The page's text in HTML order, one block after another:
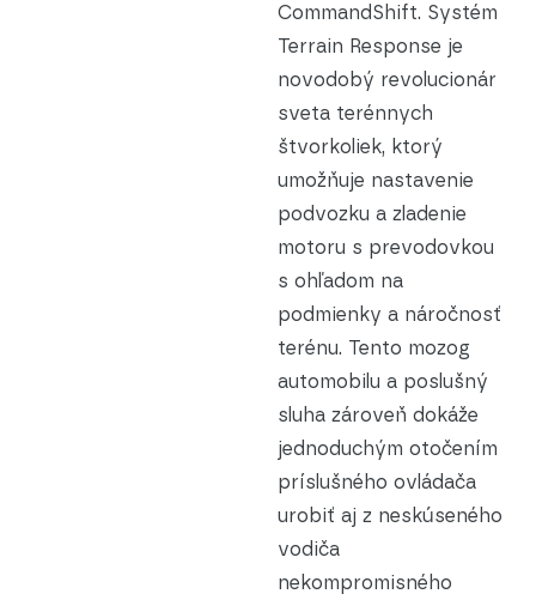
CommandShift. Systém
Terrain Response je
novodobý revolucionár
sveta terénnych
štvorkoliek, ktorý
umožňuje nastavenie
podvozku a zladenie
motoru s prevodovkou
s ohľadom na
podmienky a náročnosť
terénu. Tento mozog
automobilu a poslušný
sluha zároveň dokáže
jednoduchým otočením
príslušného ovládača
urobiť aj z neskúseného
vodiča
nekompromisného